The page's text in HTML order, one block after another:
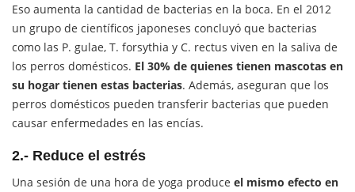
Eso aumenta la cantidad de bacterias en la boca. En el 2012
un grupo de científicos japoneses concluyó que bacterias
como las P. gulae, T. forsythia y C. rectus viven en la saliva de
los perros domésticos. El 30% de quienes tienen mascotas en
su hogar tienen estas bacterias. Además, aseguran que los
perros domésticos pueden transferir bacterias que pueden
causar enfermedades en las encías.
2.- Reduce el estrés
Una sesión de una hora de yoga produce el mismo efecto en